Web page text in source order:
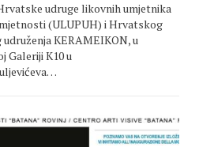
udruge likovnih umjetnika
(ULUPUH) i Hrvatskog
KERAMEIKON, u
Galeriji K10 u